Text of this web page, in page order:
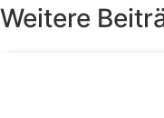
Weitere